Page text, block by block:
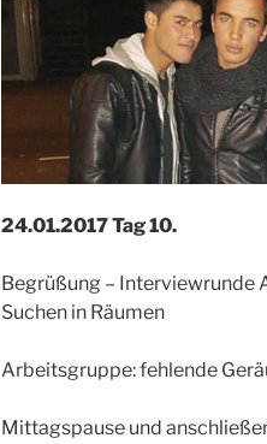
24.01.2017 Tag 10.
Begrüßung – Interviewrunde
Suchen in Räumen
Arbeitsgruppe: fehlende
Mittagspause und